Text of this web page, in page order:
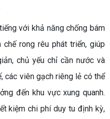
với khả năng chống bám
rong rêu phát triển, giúp
chủ yếu chỉ cần nước và
các viên gạch riêng lẻ có thể
đến khu vực xung quanh.
kiệm chi phí duy tu định kỳ,